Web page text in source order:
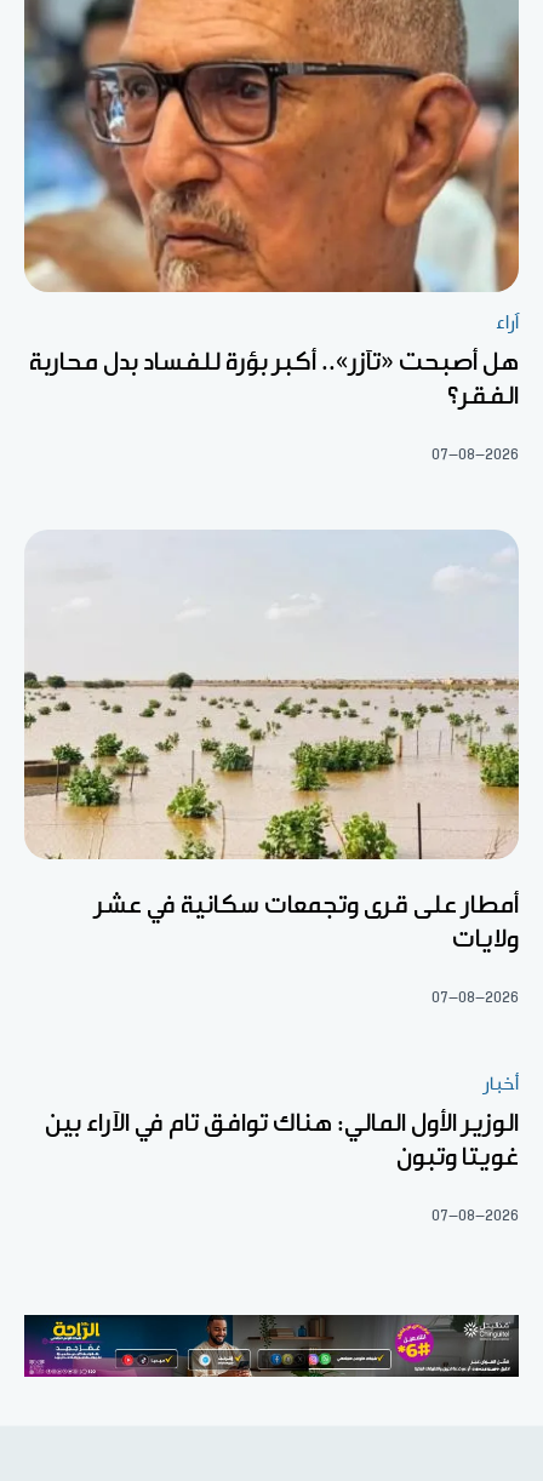
آراء
هل أصبحت «تآزر».. أكبر بؤرة للفساد بدل محاربة
الفقر؟
07-08-2026
أمطار على قرى وتجمعات سكانية في عشر
ولايات
07-08-2026
أخبار
الوزير الأول المالي: هناك توافق تام في الآراء بين
غويتا وتبون
07-08-2026